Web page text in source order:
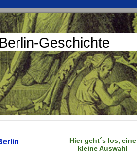
Geschichte
Hier geht´s los, eine
kleine Auswahl